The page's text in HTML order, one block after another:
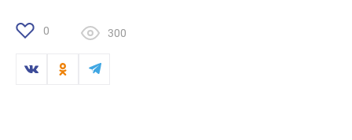
0 300